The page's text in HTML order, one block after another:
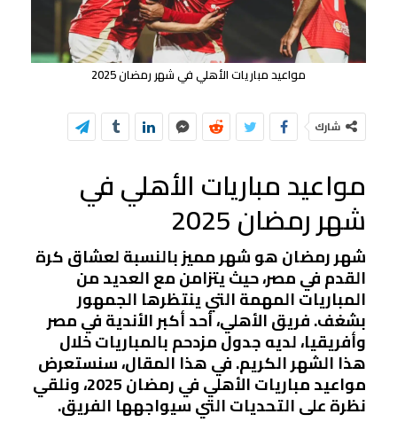
مواعيد مباريات الأهلي في شهر رمضان 2025
شارك
مواعيد مباريات الأهلي في
شهر رمضان 2025
شهر رمضان هو شهر مميز بالنسبة لعشاق كرة
القدم في مصر، حيث يتزامن مع العديد من
المباريات المهمة التي ينتظرها الجمهور
بشغف. فريق الأهلي، أحد أكبر الأندية في مصر
وأفريقيا، لديه جدول مزدحم بالمباريات خلال
هذا الشهر الكريم. في هذا المقال، سنستعرض
مواعيد مباريات الأهلي في رمضان 2025، ونلقي
نظرة على التحديات التي سيواجهها الفريق.